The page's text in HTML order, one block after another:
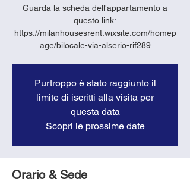
Guarda la scheda dell'appartamento a
questo link:
https://milanhousesrent.wixsite.com/homep
age/bilocale-via-alserio-rif289
Purtroppo è stato raggiunto il
limite di iscritti alla visita per
questa data
Scopri le prossime date
Orario & Sede